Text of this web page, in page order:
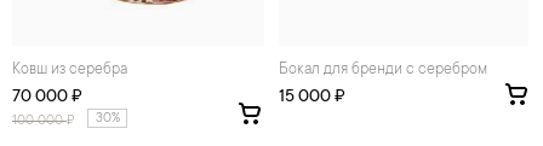
Ковш из серебра
70 000 ₽
100 000₽ 30%
Бокал для бренди с серебром
15 000 ₽